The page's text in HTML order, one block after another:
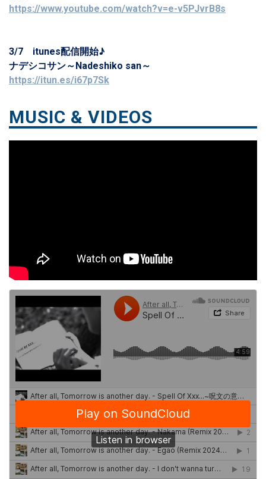
https://www.youtube.com/watch?v=e-v5PJvrB8s
3/7 itunes配信開始♪
ナデシコサン～Nadeshiko san～
https://itun.es/i67p7Sk
MUSIC & VIDEOS